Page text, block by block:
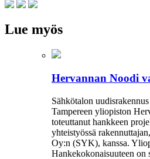
Lue myös
Hervannan Noodi
Sähkötalon
Tampereen yliopiston
toteuttanut hankkeen
yhteistyössä
Oy:n (SYK), kanssa.
Hankekokonaisuuteen on